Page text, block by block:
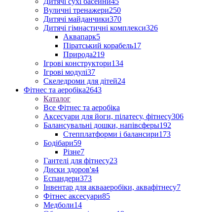
Вуличні тренажери250
Дитячі майданчики370
Дитячі гімнастичні комплекси326
Аквапарк5
Піратський корабель17
Природа219
Ігрові конструктори134
Ігрові модулі37
Скеледроми для дітей24
Фітнес та аеробіка2643
Каталог
Все Фітнес та аеробіка
Аксесуари для йоги, пілатесу, фітнесу306
Балансувальні дошки, напівсферы192
Степплатформи і балансири173
Бодібари59
Різне7
Гантелі для фітнесу23
Диски здоров'я4
Еспандери373
Інвентар для аквааеробіки, аквафітнесу7
Фітнес аксесуари85
Медболи14